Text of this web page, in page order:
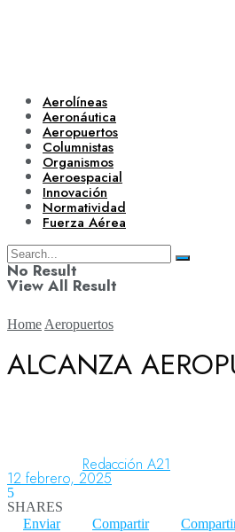
Aerolíneas
Aeronáutica
Aeropuertos
Columnistas
Organismos
Aeroespacial
Innovación
Normatividad
Fuerza Aérea
No Result
View All Result
Aeronáutica
Aeropuertos
Home Aeropuertos
ALCANZA
Redacción A21
12 febrero, 2025
5
SHARES
Enviar
Compartir